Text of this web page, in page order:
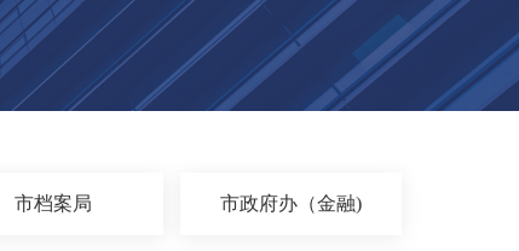
市档案局 市政府办（金融)